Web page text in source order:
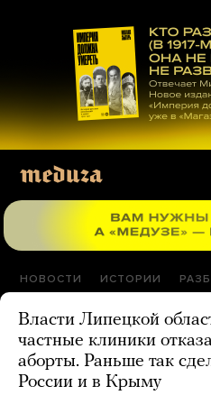
материалам
НОВОСТИ ИСТОРИИ
Власти Липецкой
частные клиники
аборты. Раньше так
России и в Крыму